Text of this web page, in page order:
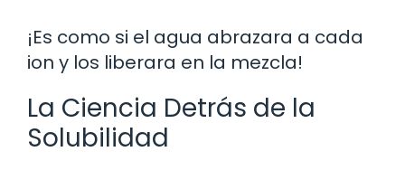
¡Es como si el agua abrazara a cada
ion y los liberara en la mezcla!
La Ciencia Detrás de la
Solubilidad